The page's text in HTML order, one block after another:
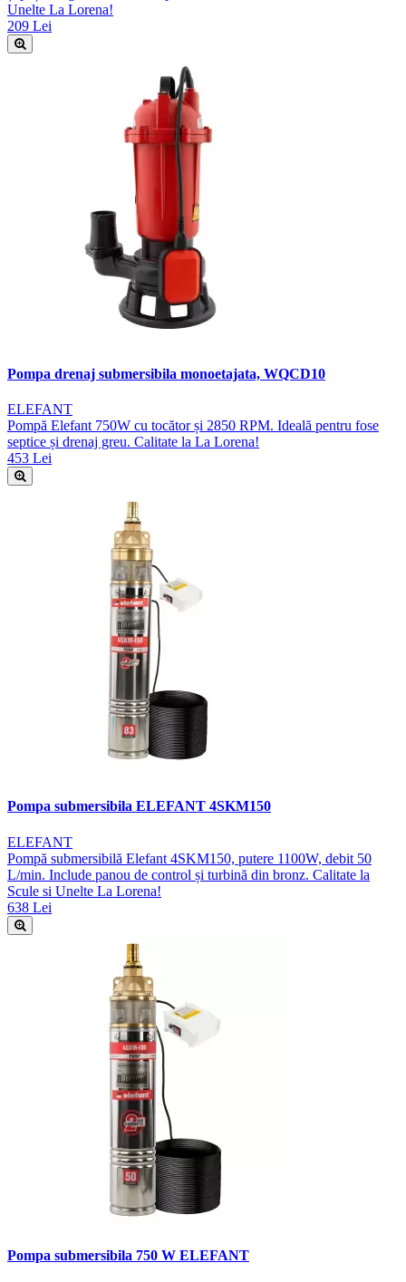
Unelte La Lorena!
209 Lei
Pompa drenaj submersibila monoetajata, WQCD10
ELEFANT
Pompă Elefant 750W cu tocător și 2850 RPM. Ideală pentru fose
septice și drenaj greu. Calitate la La Lorena!
453 Lei
Pompa submersibila ELEFANT 4SKM150
ELEFANT
Pompă submersibilă Elefant 4SKM150, putere 1100W, debit 50
L/min. Include panou de control și turbină din bronz. Calitate la
Scule si Unelte La Lorena!
638 Lei
Pompa submersibila 750 W ELEFANT